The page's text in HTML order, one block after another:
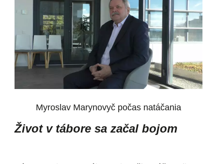
Myroslav Marynovyč počas natáčania
Život v tábore sa začal bojom